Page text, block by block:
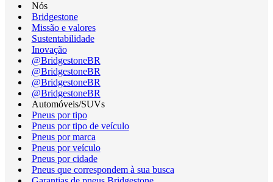
Nós
Bridgestone
Missão e valores
Sustentabilidade
Inovação
@BridgestoneBR
@BridgestoneBR
@BridgestoneBR
@BridgestoneBR
Automóveis/SUVs
Pneus por tipo
Pneus por tipo de veículo
Pneus por marca
Pneus por veículo
Pneus por cidade
Pneus que correspondem à sua busca